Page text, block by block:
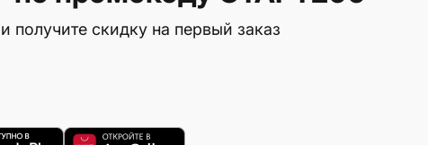
получите скидку на первый заказ